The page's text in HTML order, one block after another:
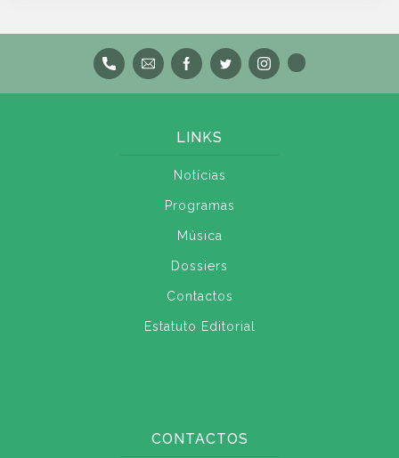
LINKS
Notícias
Programas
Música
Dossiers
Contactos
Estatuto Editorial
CONTACTOS